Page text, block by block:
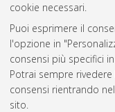
cookie necessari.
Puoi esprimere il
l'opzione in
consensi più specifici
Potrai sempre
consensi rientrando
sito.
Atom
Rss 1.0
Rss 2.0